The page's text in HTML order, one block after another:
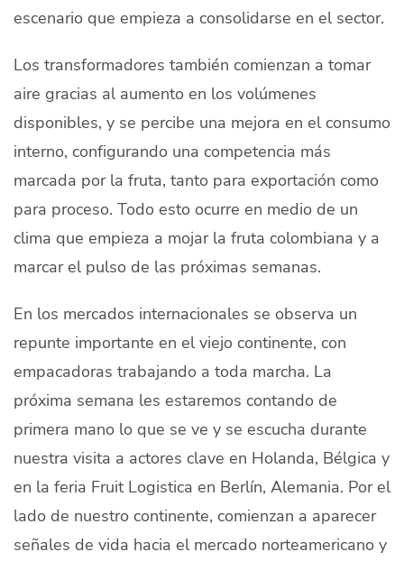
escenario que empieza a consolidarse en el sector.
Los transformadores también comienzan a tomar
aire gracias al aumento en los volúmenes
disponibles, y se percibe una mejora en el consumo
interno, configurando una competencia más
marcada por la fruta, tanto para exportación como
para proceso. Todo esto ocurre en medio de un
clima que empieza a mojar la fruta colombiana y a
marcar el pulso de las próximas semanas.
En los mercados internacionales se observa un
repunte importante en el viejo continente, con
empacadoras trabajando a toda marcha. La
próxima semana les estaremos contando de
primera mano lo que se ve y se escucha durante
nuestra visita a actores clave en Holanda, Bélgica y
en la feria Fruit Logistica en Berlín, Alemania. Por el
lado de nuestro continente, comienzan a aparecer
señales de vida hacia el mercado norteamericano y